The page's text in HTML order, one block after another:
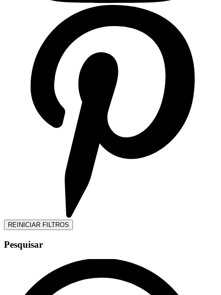
REINICIAR FILTROS
Pesquisar